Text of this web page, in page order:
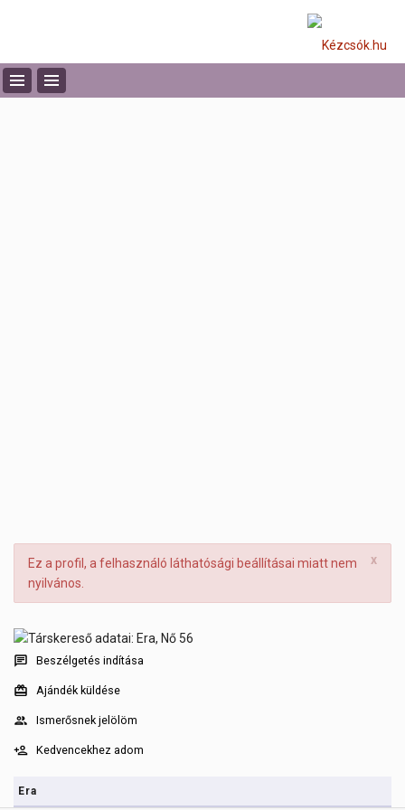
x
Ez a profil, a felhasználó láthatósági beállításai miatt nem
nyilvános.
Beszélgetés indítása
Ajándék küldése
Ismerősnek jelölöm
Kedvencekhez adom
Era